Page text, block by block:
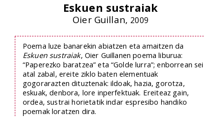
Eskuen sustraiak
Oier Guillan, 2009
Poema luze banarekin abiatzen eta amaitzen da
Eskuen sustraiak, Oier Guillanen poema liburua:
“Paperezko baratzea” eta “Golde lurra”; enborrean sei
atal zabal, ereite ziklo baten elementuak
gogorarazten dituztenak: ildoak, hazia, gorotza,
eskuak, denbora, lore inperfektuak. Ereiteaz gain,
ordea, sustrai horietatik indar espresibo handiko
poemak loratzen dira.